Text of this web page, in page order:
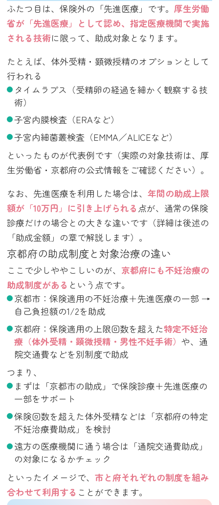
ふたつ目は、保険外の「先進医療」です。厚生労働
省が「先進医療」として認め、指定医療機関で実施
される技術に限って、助成対象となります。
たとえば、体外受精・顕微授精のオプションとして
行われる
タイムラプス（受精卵の経過を細かく観察する技
術）
子宮内膜検査（ERAなど）
子宮内細菌叢検査（EMMA／ALICEなど）
といったものが代表例です（実際の対象技術は、厚
生労働省・京都府の公式情報をご確認ください）。
なお、先進医療を利用した場合は、年間の助成上限
額が「10万円」に引き上げられる点が、通常の保険
診療だけの場合との大きな違いです（詳細は後述の
「助成金額」の章で解説します）。
京都府の助成制度と対象治療の違い
ここで少しややこしいのが、 京都府にも不妊治療の
助成制度がある という点です。
京都市：保険適用の不妊治療＋先進医療の一部 →
自己負担額の1/2を助成
京都府：保険適用の上限回数を超えた特定不妊治
療（体外受精・顕微授精・男性不妊手術） や、通
院交通費などを別制度で助成
つまり、
まずは「京都市の助成」で保険診療＋先進医療の
一部をサポート
保険回数を超えた体外受精などは「京都府の特定
不妊治療費助成」を検討
遠方の医療機関に通う場合は「通院交通費助成」
の対象になるかチェック
といったイメージで、市と府それぞれの制度を組み
合わせて利用する ことができます。